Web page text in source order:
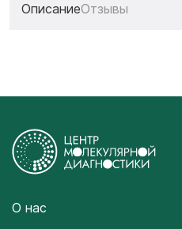
ОписаниеОтзывы
О нас